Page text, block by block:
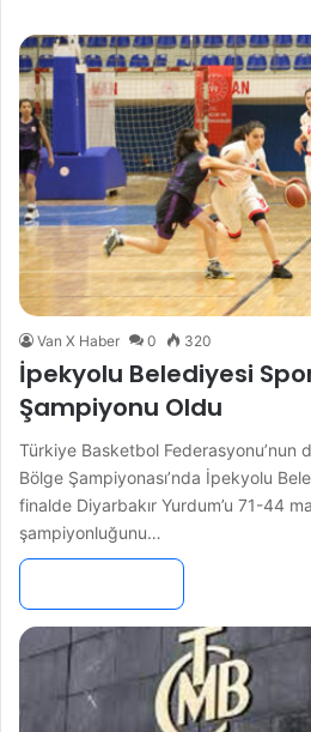
Van X Haber 0 320
İpekyolu Belediyesi
Şampiyonu Oldu
Türkiye Basketbol Federasyonu’nun
Bölge Şampiyonası’nda İpekyolu
finalde Diyarbakır Yurdum’u 71-44
şampiyonluğunu…